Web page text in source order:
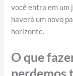
você entra em um
haverá um novo
horizonte.
O que